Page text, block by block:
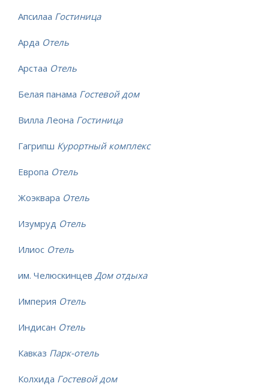
Апсилаа Гостиница
Арда Отель
Арстаа Отель
Белая панама Гостевой дом
Вилла Леона Гостиница
Гагрипш Курортный комплекс
Европа Отель
Жоэквара Отель
Изумруд Отель
Илиос Отель
им. Челюскинцев Дом отдыха
Империя Отель
Индисан Отель
Кавказ Парк-отель
Колхида Гостевой дом